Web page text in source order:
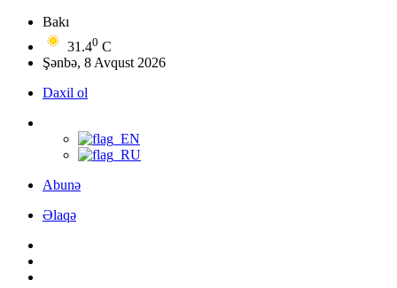
Bakı
31.40 C
Şənbə, 8 Avqust 2026
Daxil ol
Abunə
Əlaqə